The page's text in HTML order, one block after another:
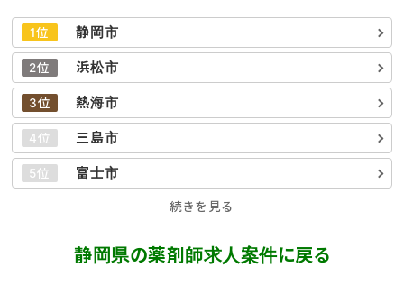
1位 静岡市
2位 浜松市
3位 熱海市
4位 三島市
5位 富士市
続きを見る
静岡県の薬剤師求人案件に戻る